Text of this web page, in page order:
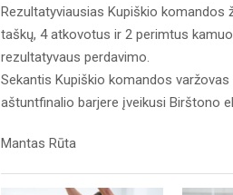
Rezultatyviausias Kupiškio komandos
taškų, 4 atkovotus ir 2 perimtus
rezultatyvaus perdavimo.
Sekantis Kupiškio komandos
aštuntfinalio barjere įveikusi Birštono
Mantas Rūta